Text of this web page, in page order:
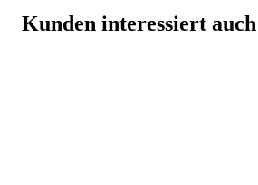
Kunden interessiert auch